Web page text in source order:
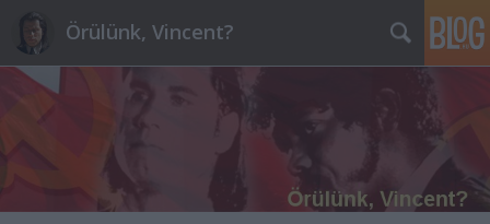
Örülünk, Vincent?